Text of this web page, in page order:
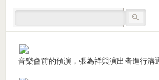
音樂會前的預演，張為祥與演出者進行溝